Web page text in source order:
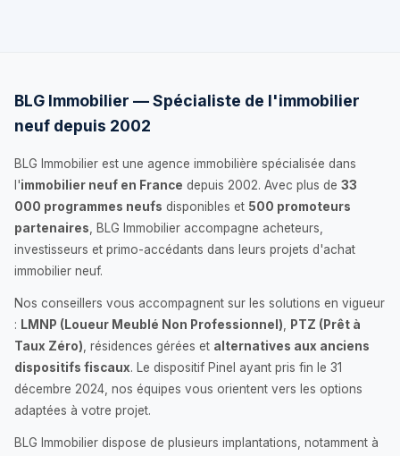
BLG Immobilier — Spécialiste de l'immobilier
neuf depuis 2002
BLG Immobilier est une agence immobilière spécialisée dans
l'immobilier neuf en France depuis 2002. Avec plus de 33
000 programmes neufs disponibles et 500 promoteurs
partenaires , BLG Immobilier accompagne acheteurs,
investisseurs et primo-accédants dans leurs projets d'achat
immobilier neuf.
Nos conseillers vous accompagnent sur les solutions en vigueur
: LMNP (Loueur Meublé Non Professionnel)
PTZ (Prêt à
Taux Zéro) , résidences gérées et alternatives aux anciens
dispositifs fiscaux. Le dispositif Pinel ayant pris fin le 31
décembre 2024, nos équipes vous orientent vers les options
adaptées à votre projet.
BLG Immobilier dispose de plusieurs implantations, notamment à